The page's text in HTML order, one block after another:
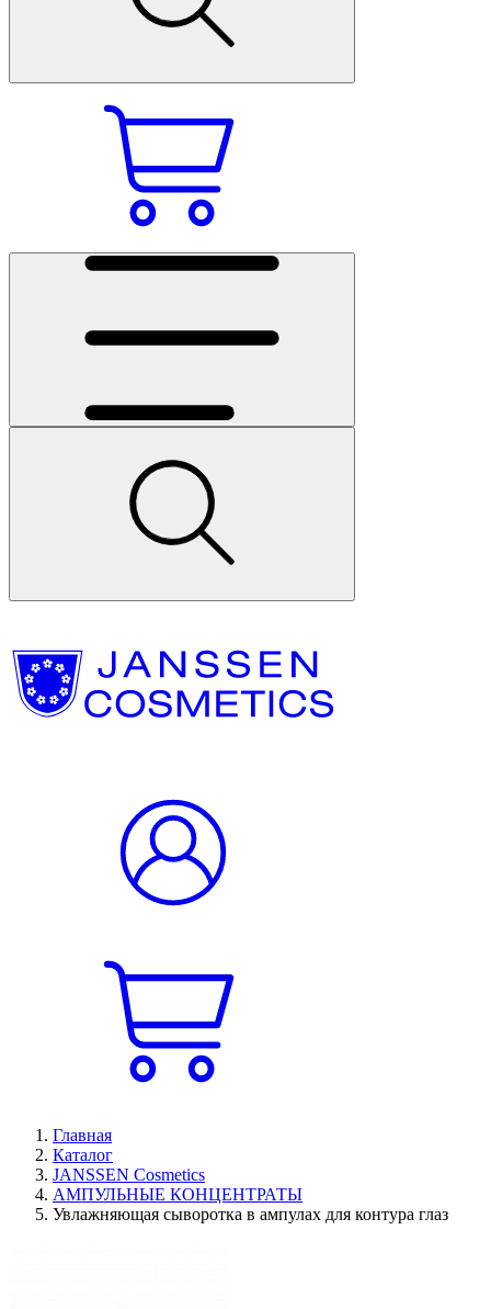
Главная
Каталог
JANSSEN Cosmetics
АМПУЛЬНЫЕ КОНЦЕНТРАТЫ
Увлажняющая сыворотка в ампулах для контура глаз